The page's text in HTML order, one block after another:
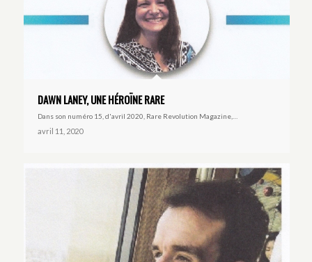
DAWN LANEY, UNE HÉROÏNE RARE
Dans son numéro 15, d'avril 2020, Rare Revolution Magazine,…
avril 11, 2020